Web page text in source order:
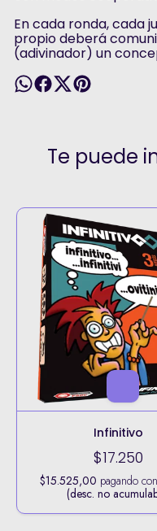
En cada ronda, cada
propio deberá
(adivinador) un
Te puede
Infinitivo
$17.250
$15.525,00 pagando con
(desc. no